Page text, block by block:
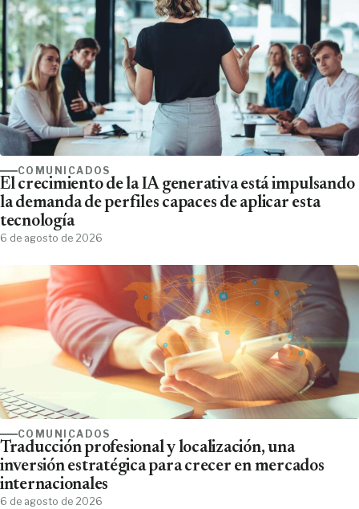
COMUNICADOS
El crecimiento de la IA generativa está impulsando
la demanda de perfiles capaces de aplicar esta
tecnología
6 de agosto de 2026
COMUNICADOS
Traducción profesional y localización, una
inversión estratégica para crecer en mercados
internacionales
6 de agosto de 2026